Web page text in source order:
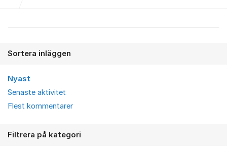
Sortera inläggen
Nyast
Senaste aktivitet
Flest kommentarer
Filtrera på kategori